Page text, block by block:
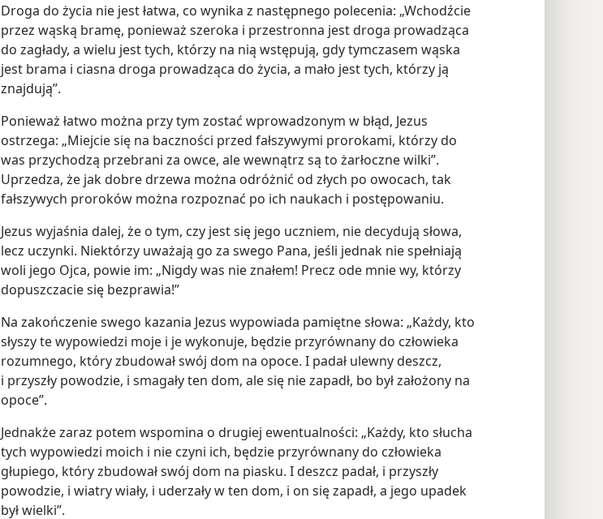
Droga do życia nie jest łatwa, co wynika z następnego polecenia: „Wchodźcie
przez wąską bramę, ponieważ szeroka i przestronna jest droga prowadząca
do zagłady, a wielu jest tych, którzy na nią wstępują, gdy tymczasem wąska
jest brama i ciasna droga prowadząca do życia, a mało jest tych, którzy ją
znajdują”.
Ponieważ łatwo można przy tym zostać wprowadzonym w błąd, Jezus
ostrzega: „Miejcie się na baczności przed fałszywymi prorokami, którzy do
was przychodzą przebrani za owce, ale wewnątrz są to żarłoczne wilki”.
Uprzedza, że jak dobre drzewa można odróżnić od złych po owocach, tak
fałszywych proroków można rozpoznać po ich naukach i postępowaniu.
Jezus wyjaśnia dalej, że o tym, czy jest się jego uczniem, nie decydują słowa,
lecz uczynki. Niektórzy uważają go za swego Pana, jeśli jednak nie spełniają
woli jego Ojca, powie im: „Nigdy was nie znałem! Precz ode mnie wy, którzy
dopuszczacie się bezprawia!”
Na zakończenie swego kazania Jezus wypowiada pamiętne słowa: „Każdy, kto
słyszy te wypowiedzi moje i je wykonuje, będzie przyrównany do człowieka
rozumnego, który zbudował swój dom na opoce. I padał ulewny deszcz,
i przyszły powodzie, i smagały ten dom, ale się nie zapadł, bo był założony na
opoce”.
Jednakże zaraz potem wspomina o drugiej ewentualności: „Każdy, kto słucha
tych wypowiedzi moich i nie czyni ich, będzie przyrównany do człowieka
głupiego, który zbudował swój dom na piasku. I deszcz padał, i przyszły
powodzie, i wiatry wiały, i uderzały w ten dom, i on się zapadł, a jego upadek
był wielki”.